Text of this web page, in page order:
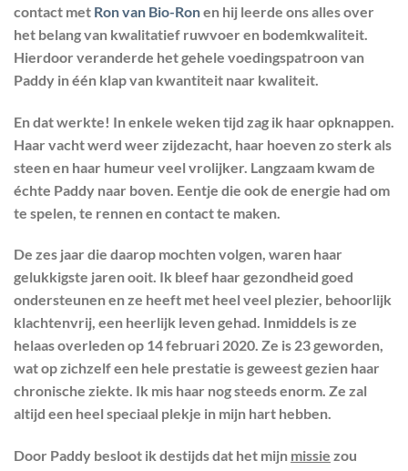
contact met Ron van Bio-Ronen hij leerde ons alles over
het belang van kwalitatief ruwvoer en bodemkwaliteit.
Hierdoor veranderde het gehele voedingspatroon van
Paddy in één klap van kwantiteit naar kwaliteit.
En dat werkte! In enkele weken tijd zag ik haar opknappen.
Haar vacht werd weer zijdezacht, haar hoeven zo sterk als
steen en haar humeur veel vrolijker. Langzaam kwam de
échte Paddy naar boven. Eentje die ook de energie had om
te spelen, te rennen en contact te maken.
De zes jaar die daarop mochten volgen, waren haar
gelukkigste jaren ooit. Ik bleef haar gezondheid goed
ondersteunen en ze heeft met heel veel plezier, behoorlijk
klachtenvrij, een heerlijk leven gehad. Inmiddels is ze
helaas overleden op 14 februari 2020. Ze is 23 geworden,
wat op zichzelf een hele prestatie is geweest gezien haar
chronische ziekte. Ik mis haar nog steeds enorm. Ze zal
altijd een heel speciaal plekje in mijn hart hebben.
Door Paddy besloot ik destijds dat het mijn missie zou